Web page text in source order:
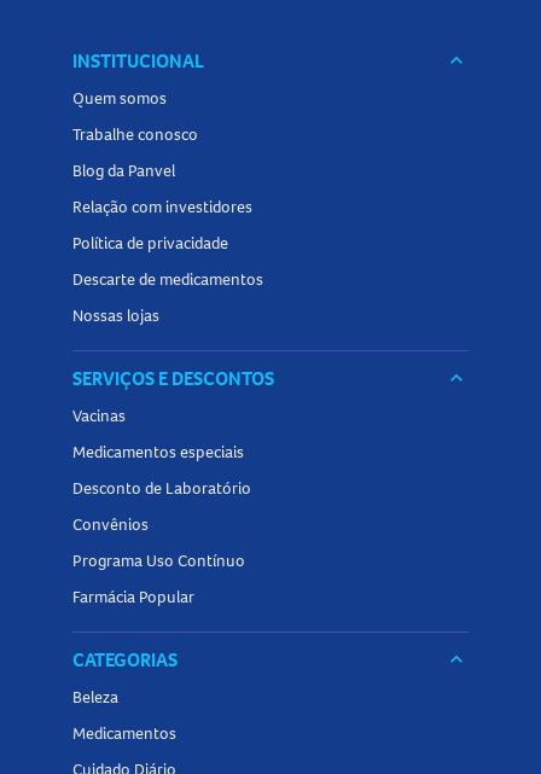
INSTITUCIONAL keyboard_arrow_down
Quem somos
Trabalhe conosco
Blog da Panvel
Relação com investidores
Política de privacidade
Descarte de medicamentos
Nossas lojas
SERVIÇOS E DESCONTOS keyboard_arrow_down
Vacinas
Medicamentos especiais
Desconto de Laboratório
Convênios
Programa Uso Contínuo
Farmácia Popular
CATEGORIAS keyboard_arrow_down
Beleza
Medicamentos
Cuidado Diário